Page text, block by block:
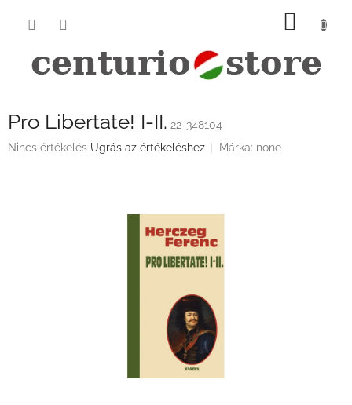
KOSÁR
Pro Libertate! I-II. 22-348104
A
Nincs értékelés Ugrás az értékeléshez Márka: none